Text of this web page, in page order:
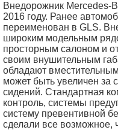
Внедорожник Mercedes-
2016 году. Ранее
переименован в GLS.
широким модельным
просторным салоном и
своим внушительным
обладают
может быть увеличен за
сидений. Стандартная
контроль, системы
систему превентивной
сделали все возможное,